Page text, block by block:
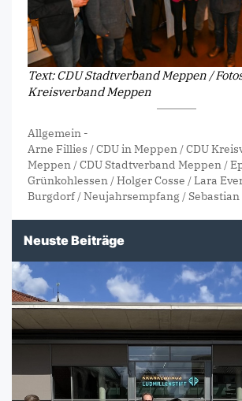
Text: CDU Stadtverband Meppen /
Kreisverband Meppen
Allgemein -
Arne Fillies /CDU in Meppen /CDU
Meppen /CDU Stadtverband Meppen /
Grünkohlessen /Holger Cosse /Lara
Burgdorf/Neujahrsempfang /
Neuste Beiträge